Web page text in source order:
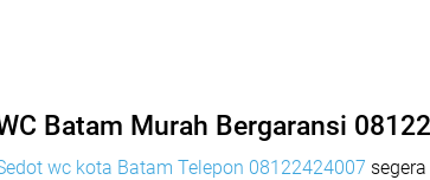
Batam Murah Bergaransi
wc kota Batam Telepon 08122424007